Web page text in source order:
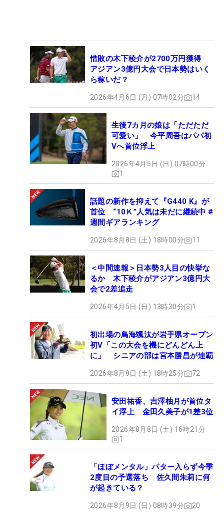
惜敗の木下稜介が2700万円獲得
アジアン3億円大会で日本勢はいく
ら稼いだ？
2026年4月6日 (月) 07時02分 14
生後7カ月の娘は「ただただ
可愛い」 今平周吾はパパ初
Vへ首位浮上
2026年4月5日 (日) 07時00分
1
話題の新作を抑えて『G440 K』が
首位 “10Ｋ”人気は未だに継続中 #
週間ギアランキング
2026年8月8日 (土) 18時00分 11
＜中間速報＞日本勢3人目の快挙な
るか 木下稜介がアジアン3億円大
会で2差追走
2026年4月5日 (日) 13時30分 1
初出場の鳥海颯汰が岩手県オープン
初V「この大会を機にどんどん上
に」 シニアの部は宮本勝昌が連覇
2026年8月8日 (土) 18時25分 72
安田祐香、吉澤柚月が首位タ
イ浮上 金田久美子が1差3位
2026年8月8日 (土) 16時21分
1
「ほぼメンタル」パター入らず今季
2度目の予選落ち 佐久間朱莉に何
が起きている？
2026年8月9日 (日) 08時39分 20